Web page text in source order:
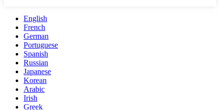
English
French
German
Portuguese
Spanish
Russian
Japanese
Korean
Arabic
Irish
Greek